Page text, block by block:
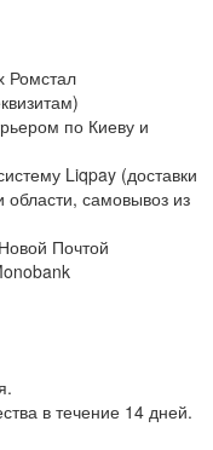
Ромстал
по Киеву и
Liqpay (доставки
самовывоз из
Почтой
в течение 14 дней.